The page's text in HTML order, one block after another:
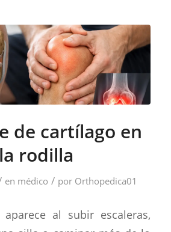
de cartílago en
la rodilla
en médico / por Orthopedica01
al subir escaleras,